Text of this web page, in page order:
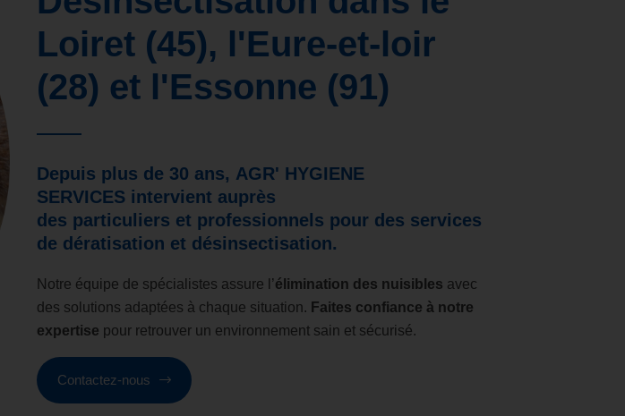
Loiret (45), l'Eure-et-loir
(28) et l'Essonne (91)
Depuis plus de 30 ans, AGR' HYGIENE
SERVICES intervient auprès
des particuliers et professionnels pour des services
de dératisation et désinsectisation.
Notre équipe de spécialistes assure l’élimination des nuisibles avec
des solutions adaptées à chaque situation. Faites confiance à notre
expertise pour retrouver un environnement sain et sécurisé.
Contactez-nous